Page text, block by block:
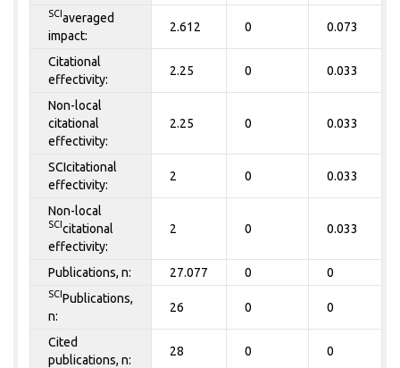
SCI averaged
impact:
2.612 0 0.073
Citational
effectivity:
2.25 0 0.033
Non-local
citational
effectivity:
2.25 0 0.033
SCIcitational
effectivity:
2 0 0.033
Non-local
SCI citational
effectivity:
2 0 0.033
Publications, n: 27.077 0 0
SCI Publications,
n:
26 0 0
Cited
publications, n:
28 0 0